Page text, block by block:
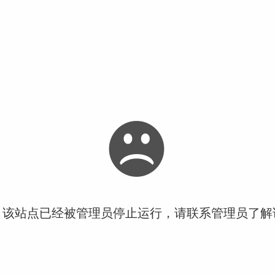
站点已经被管理员停止运行，请联系管理员了